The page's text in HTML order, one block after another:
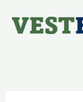
innehåll